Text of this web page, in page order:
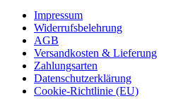
Impressum
Widerrufsbelehrung
AGB
Versandkosten & Lieferung
Zahlungsarten
Datenschutzerklärung
Cookie-Richtlinie (EU)